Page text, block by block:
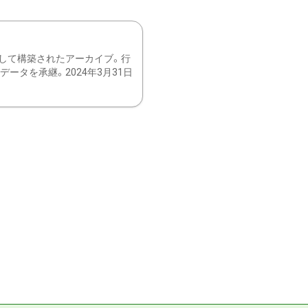
て構築されたアーカイブ。行
ータを承継。2024年3月31日